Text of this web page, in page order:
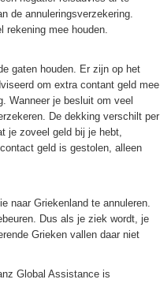
de annuleringsverzekering.
rekening mee houden.
gaten houden. Er zijn op het
om extra contant geld mee
Wanneer je besluit om veel
De dekking verschilt per
je zoveel geld bij je hebt,
geld is gestolen, alleen
naar Griekenland te annuleren.
Dus als je ziek wordt, je
Grieken vallen daar niet
Global Assistance is